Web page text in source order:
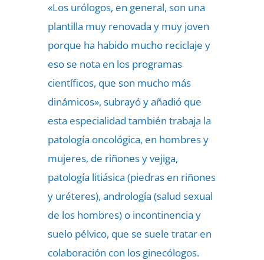
«Los urólogos, en general, son una
plantilla muy renovada y muy joven
porque ha habido mucho reciclaje y
eso se nota en los programas
científicos, que son mucho más
dinámicos», subrayó y añadió que
esta especialidad también trabaja la
patología oncológica, en hombres y
mujeres, de riñones y vejiga,
patología litiásica (piedras en riñones
y uréteres), andrología (salud sexual
de los hombres) o incontinencia y
suelo pélvico, que se suele tratar en
colaboración con los ginecólogos.